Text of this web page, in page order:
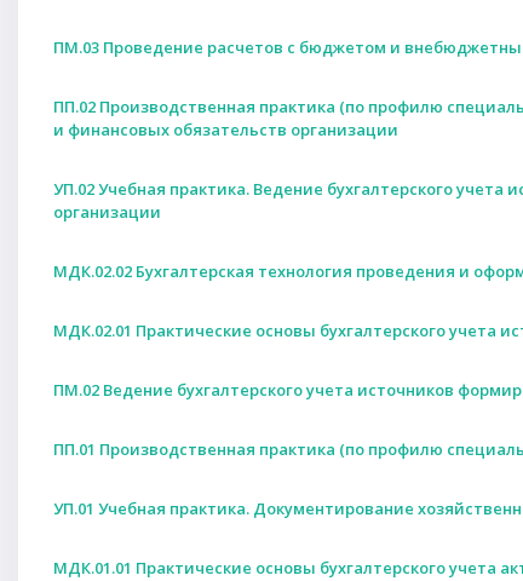
ПМ.03 Проведение расчетов с бюджетом и
ПП.02 Производственная практика (по профилю
и финансовых обязательств организации
УП.02 Учебная практика. Ведение бухгалтерского
организации
МДК.02.02 Бухгалтерская технология проведения и
МДК.02.01 Практические основы бухгалтерского учета
ПМ.02 Ведение бухгалтерского учета источников
ПП.01 Производственная практика (по профилю
УП.01 Учебная практика. Документирование
МДК.01.01 Практические основы бухгалтерского учета